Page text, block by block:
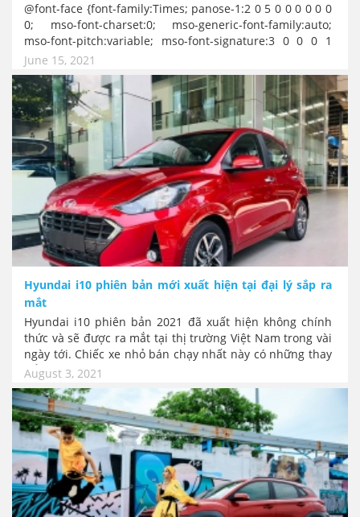
@font-face {font-family:Times; panose-1:2 0 5 0 0 0 0 0 0
0; mso-font-charset:0; mso-generic-font-family:auto;
mso-font-pitch:variable; mso-font-signature:3 0 0 0 1
0;}@font-face {font-family:"Cambria Math"; panose-1:2 4
5 3 5 4 6 3 2 4; mso-font-charset:0; mso-generic-font-
family:auto; mso-font-pitch:variable; mso-font-
signature:3 0 0 0 1 0;}@font-face {font-family:"맑은 고딕";
panose-1:0 0 0 0 0 0 0 0 0 0; mso-font-charset:128; mso-
generic-font-family:roman; mso-font-format:other; mso-
font-pitch:auto; mso-font-signature:0 0 0 0 0
0;}p.MsoNormal, li.MsoNormal, div.MsoNormal {mso-
style-unhide:no; mso-style-qformat:yes; mso-style-
parent:""; margin-top:0cm; margin-right:0cm; margin-
bottom:8.0pt; margin-left:0cm; line-height:107%; mso-
pagination:widow-orphan; font-size:14.0pt; mso-bidi-
font-size:11.0pt; font-family:"Times New Roman"; mso-
fareast-font-family:"맑은 고딕"; mso-fareast-theme-
font:minor-fareast; mso-bidi-font-family:"Times New
Roman"; mso-fareast-language:KO;}p {mso-style-
priority:99; mso-margin-top-alt:auto; margin-right:0cm;
mso-margin-bottom-alt:auto; margin-left:0cm; mso-
pagination:widow-orphan; font-size:10.0pt; font-
family:Times; mso-fareast-font-family:"맑은 고딕"; mso-
fareast-theme-font:minor-fareast; mso-bidi-font-
family:"Times New Roman";}.MsoChpDefault {mso-style-
type:export-only; mso-default-props:yes; font-
size:14.0pt; mso-ansi-font-size:14.0pt; mso-bidi-font-
size:11.0pt; mso-fareast-font-family:"맑은 고딕"; mso-
fareast-theme-font:minor-fareast; mso-fareast-
language:KO;}.MsoPapDefault {mso-style-type:export-
only; margin-bottom:8.0pt; line-
height:107%;}div.WordSection1 {page:WordSection1;}
June 15, 2021
Hyundai i10 phiên bản mới xuất hiện tại đại lý sắp ra
mắt
Hyundai i10 phiên bản 2021 đã xuất hiện không chính
thức và sẽ được ra mắt tại thị trường Việt Nam trong vài
ngày tới. Chiếc xe nhỏ bán chạy nhất này có những thay
đổi về ngoại hình và nội thất tập trung theo hướng xe du
lịch cá nhân. Nhắm tới người dùng trẻ và có vẻ như cố
gắng rũ bỏ hình ảnh xe “dịch vụ”!
August 3, 2021